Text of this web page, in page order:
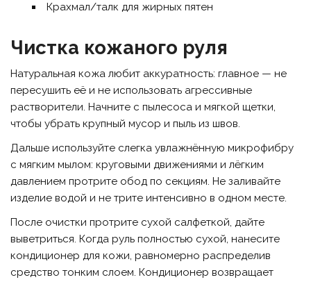
Крахмал/талк для жирных пятен
Чистка кожаного руля
Натуральная кожа любит аккуратность: главное — не
пересушить её и не использовать агрессивные
растворители. Начните с пылесоса и мягкой щетки,
чтобы убрать крупный мусор и пыль из швов.
Дальше используйте слегка увлажнённую микрофибру
с мягким мылом: круговыми движениями и лёгким
давлением протрите обод по секциям. Не заливайте
изделие водой и не трите интенсивно в одном месте.
После очистки протрите сухой салфеткой, дайте
выветриться. Когда руль полностью сухой, нанесите
кондиционер для кожи, равномерно распределив
средство тонким слоем. Кондиционер возвращает